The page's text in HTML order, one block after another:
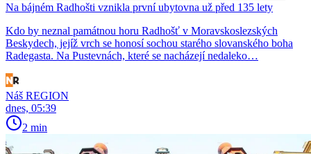
Na bájném Radhošti vznikla první ubytovna už před 135 lety
Kdo by neznal památnou horu Radhošť v Moravskoslezských
Beskydech, jejíž vrch se honosí sochou starého slovanského boha
Radegasta. Na Pustevnách, které se nacházejí nedaleko…
Náš REGION
dnes, 05:39
2 min